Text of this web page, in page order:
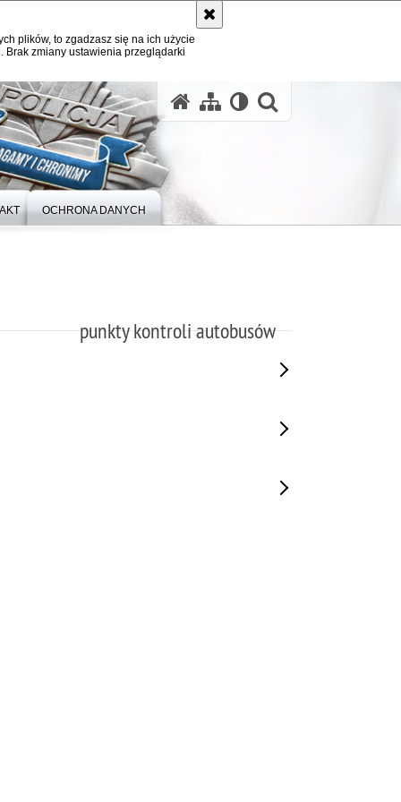
plików, to zgadzasz się na ich użycie
zmiany ustawienia przeglądarki
OCHRONA DANYCH
punkty kontroli autobusów